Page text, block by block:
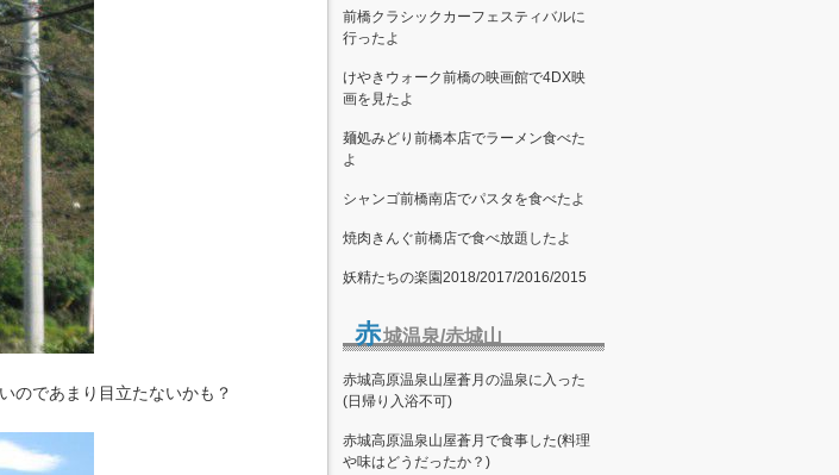
のであまり目立たないかも？
前橋クラシックカーフェスティバルに
行ったよ
けやきウォーク前橋の映画館で4DX映
画を見たよ
麺処みどり前橋本店でラーメン食べた
よ
シャンゴ前橋南店でパスタを食べたよ
焼肉きんぐ前橋店で食べ放題したよ
妖精たちの楽園2018/2017/2016/2015
赤城温泉/赤城山
赤城高原温泉山屋蒼月の温泉に入った
(日帰り入浴不可)
赤城高原温泉山屋蒼月で食事した(料理
や味はどうだったか？)